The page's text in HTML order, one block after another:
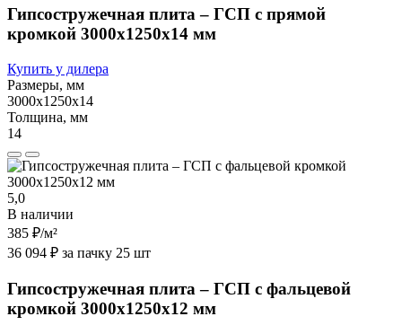
Гипсостружечная плита – ГСП с прямой
кромкой 3000х1250х14 мм
Купить у дилера
Размеры, мм
3000х1250х14
Толщина, мм
14
5,0
В наличии
385 ₽/м²
36 094 ₽ за пачку 25 шт
Гипсостружечная плита – ГСП с фальцевой
кромкой 3000х1250х12 мм